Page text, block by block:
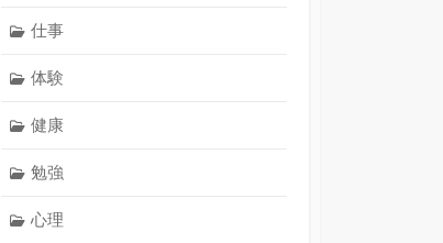
仕事
体験
健康
勉強
心理